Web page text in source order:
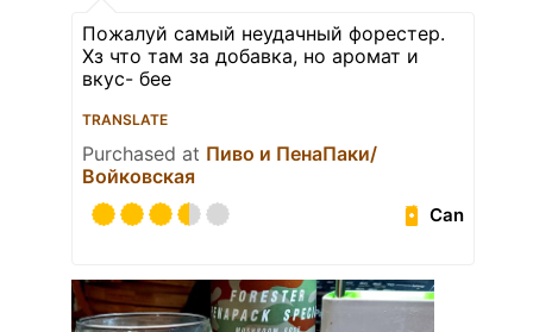
Пожалуй самый неудачный форестер.
Хз что там за добавка, но аромат и
вкус- бее
TRANSLATE
Purchased at Пиво и ПенаПаки/
Войковская
Can